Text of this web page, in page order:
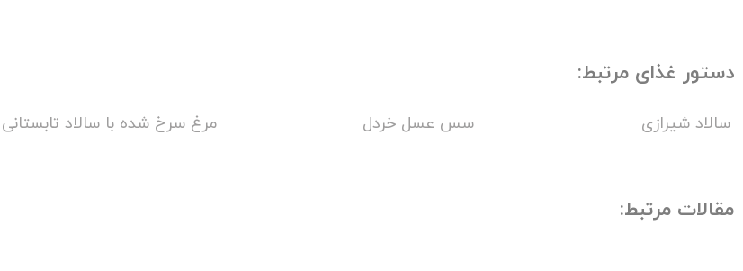
دستور غذای مرتبط:
سالاد شیرازی سس عسل خردل مرغ سرخ شده با سالاد تابستانی
مقالات مرتبط: